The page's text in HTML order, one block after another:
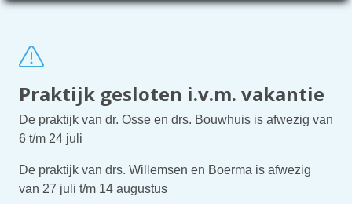
Praktijk gesloten i.v.m. vakantie
De praktijk van dr. Osse en drs. Bouwhuis is afwezig van
6 t/m 24 juli
De praktijk van drs. Willemsen en Boerma is afwezig
van 27 juli t/m 14 augustus